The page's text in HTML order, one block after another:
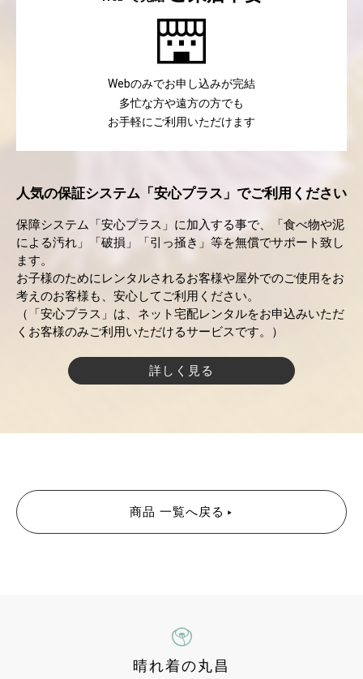
Webのみでお申し込みが完結
多忙な方や遠方の方でも
お手軽にご利用いただけます
人気の保証システム「安心プラス」でご利用ください
保障システム「安心プラス」に加入する事で、「食べ物や泥
による汚れ」「破損」「引っ掻き」等を無償でサポート致し
ます。
お子様のためにレンタルされるお客様や屋外でのご使用をお
考えのお客様も、安心してご利用ください。
（「安心プラス」は、ネット宅配レンタルをお申込みいただ
くお客様のみご利用いただけるサービスです。）
詳しく見る
商品 一覧へ戻る
晴れ着の丸昌